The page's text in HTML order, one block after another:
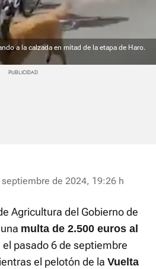
a la calzada en mitad de la etapa de Haro.
septiembre de 2024, 19:26 h
Agricultura del Gobierno de
multa de 2.500 euros al
el pasado 6 de septiembre
el pelotón de la Vuelta